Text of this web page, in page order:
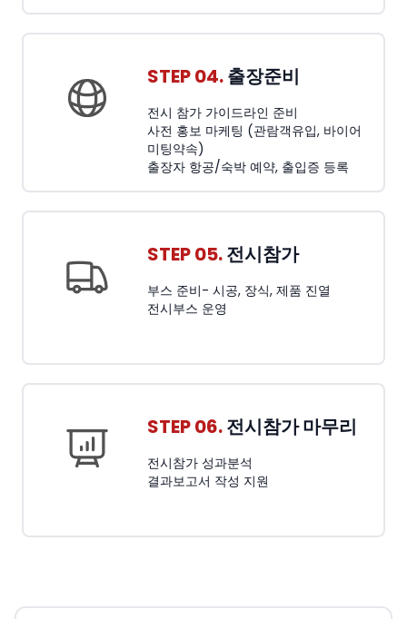
STEP 04.출장준비
전시 참가 가이드라인 준비
사전 홍보 마케팅 (관람객유입, 바이어
미팅약속)
출장자 항공/숙박 예약, 출입증 등록
STEP 05.전시참가
부스 준비- 시공, 장식, 제품 진열
전시부스 운영
STEP 06.전시참가 마무리
전시참가 성과분석
결과보고서 작성 지원